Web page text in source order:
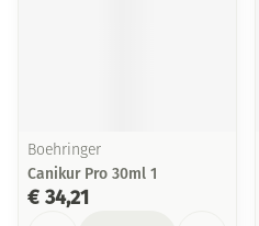
Boehringer
Canikur Pro 30ml 1
€ 34,21